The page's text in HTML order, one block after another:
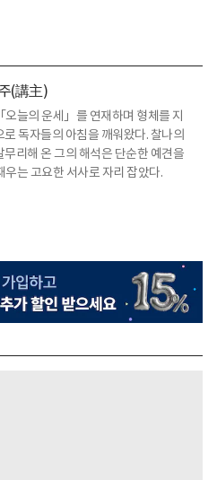
(講主)
늘의 운세」를 연재하며 형체를 지
독자들의 아침을 깨워왔다. 찰나의
리해 온 그의 해석은 단순한 예견을
우는 고요한 서사로 자리 잡았다.